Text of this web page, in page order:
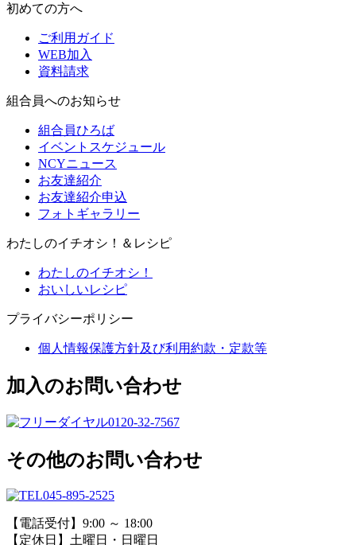
初めての方へ
ご利用ガイド
WEB加入
資料請求
組合員へのお知らせ
組合員ひろば
イベントスケジュール
NCYニュース
お友達紹介
お友達紹介申込
フォトギャラリー
わたしのイチオシ！＆レシピ
わたしのイチオシ！
おいしいレシピ
プライバシーポリシー
個人情報保護方針及び利用約款・定款等
加入のお問い合わせ
0120-32-7567
その他のお問い合わせ
045-895-2525
【電話受付】9:00 ～ 18:00
【定休日】土曜日・日曜日